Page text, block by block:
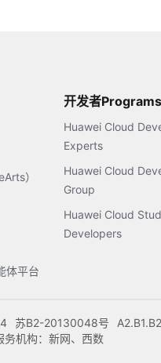
）
体平台
开发者Programs
Huawei Cloud
Experts
Huawei Cloud
Group
Huawei Cloud
Developers
苏B2-20130048号
机构：新网、西数